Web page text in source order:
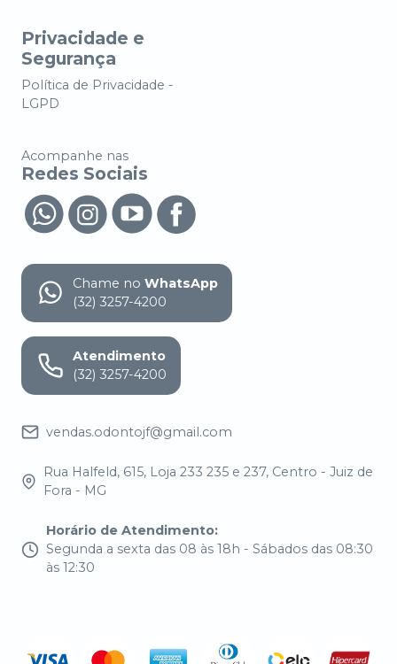
Privacidade e
Segurança
Política de Privacidade -
LGPD
Acompanhe nas
Redes Sociais
Chame no WhatsApp
(32) 3257-4200
Atendimento
(32) 3257-4200
vendas.odontojf@gmail.com
Rua Halfeld, 615, Loja 233 235 e 237, Centro - Juiz de
Fora - MG
Horário de Atendimento:
Segunda a sexta das 08 às 18h - Sábados das 08:30
às 12:30